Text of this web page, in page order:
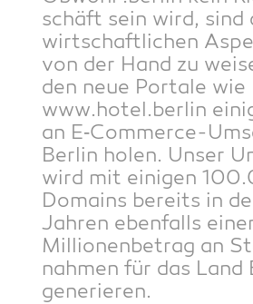
schäft sein wird, sind
wirt­schaft­li­chen
von der Hand zu
den neue Por­ta­le wie
www.hotel.berlin
an E‑Com­mer­ce-
Ber­lin holen. Unser
wird mit eini­gen
Domains bereits in
Jah­ren eben­falls
Mil­lio­nen­be­trag an
nah­men für das Land
generieren.